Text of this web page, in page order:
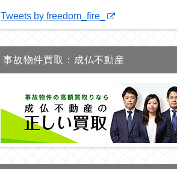
Tweets by freedom_fire_
事故物件買取：成仏不動産